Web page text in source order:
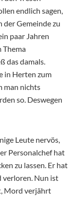
endlich sagen,
der Gemeinde zu
paar Jahren
Thema
das damals.
in Herten zum
man nichts
so. Deswegen
Leute nervös,
Personalchef hat
zu lassen. Er hat
verloren. Nun ist
Mord verjährt